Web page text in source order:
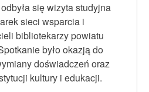
się wizyta studyjna
sieci wsparcia i
bibliotekarzy powiatu
było okazją do
doświadczeń oraz
kultury i edukacji.